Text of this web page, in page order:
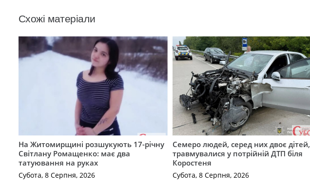
Схожі матеріали
На Житомирщині розшукують 17-річну
Світлану Ромащенко: має два
татуювання на руках
Субота, 8 Серпня, 2026
Семеро людей, серед них двоє дітей,
травмувалися у потрійній ДТП біля
Коростеня
Субота, 8 Серпня, 2026